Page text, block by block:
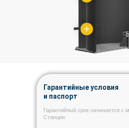
Гарантийные условия
и паспорт
Гарантийный срок начинается с
Станции.